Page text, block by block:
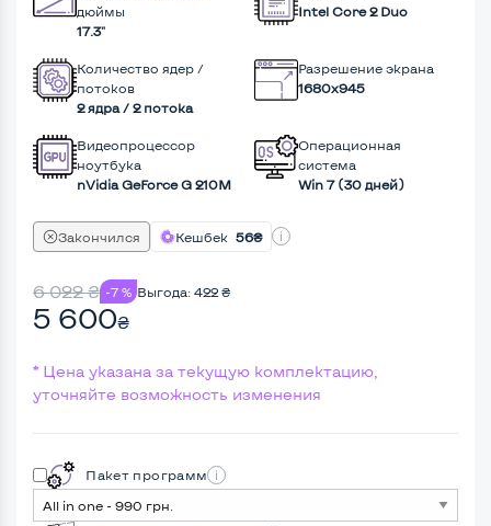
дюймы
17.3"
Intel Core 2 Duo
Количество ядер /
потоков
2 ядра / 2 потока
Разрешение экрана
1680x945
Видеопроцессор
ноутбука
nVidia GeForce G 210M
Операционная
система
Win 7 (30 дней)
Закончился Кешбек 56₴
6 022₴ -7 % Выгода: 422 ₴
5 600₴
* Цена указана за текущую комплектацию,
уточняйте возможность изменения
Пакет программ